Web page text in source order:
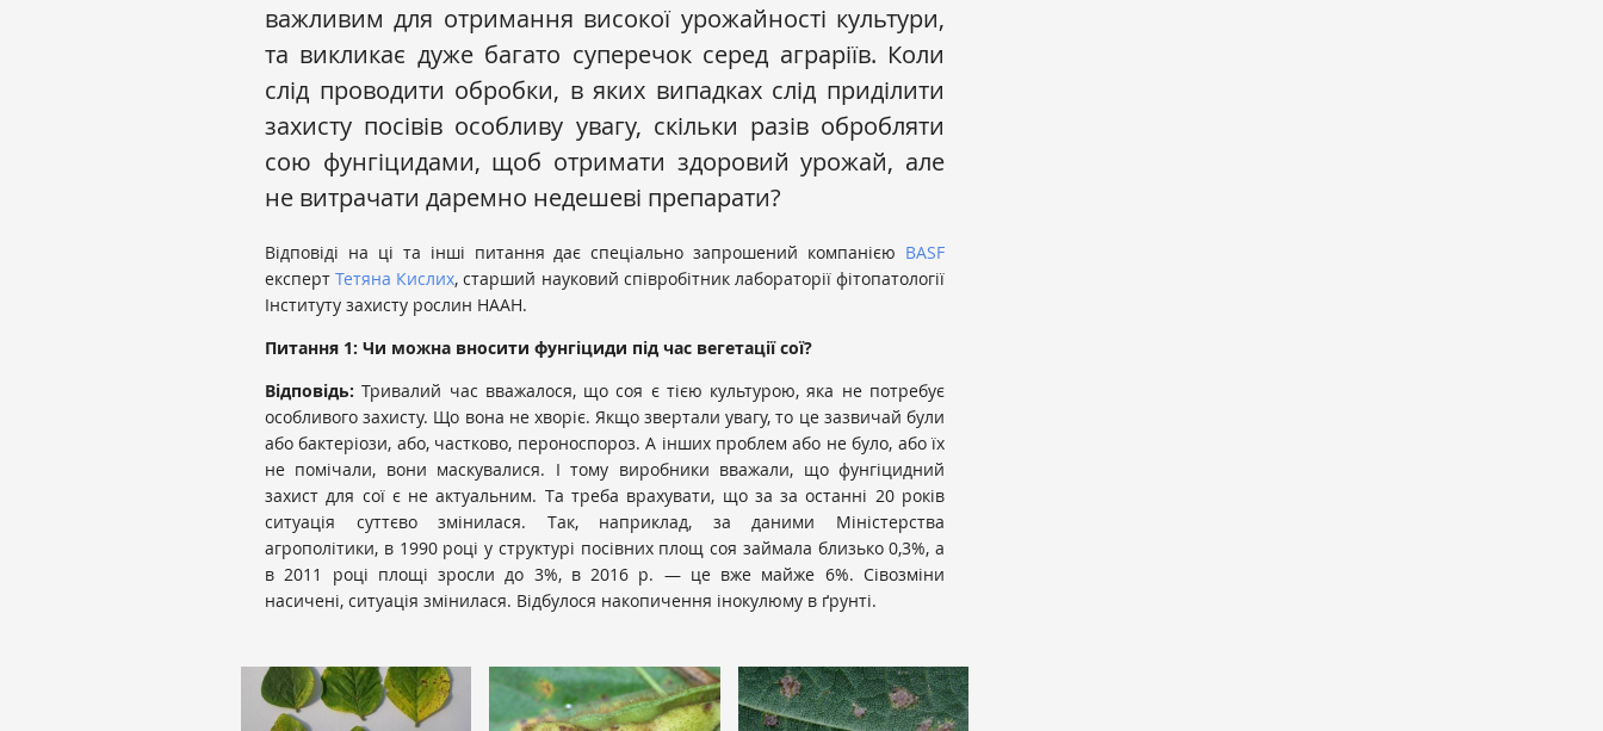
важливим для отримання високої урожайності культури,
та викликає дуже багато суперечок серед аграріїв. Коли
слід проводити обробки, в яких випадках слід приділити
захисту посівів особливу увагу, скільки разів обробляти
сою фунгіцидами, щоб отримати здоровий урожай, але
не витрачати даремно недешеві препарати?
Відповіді на ці та інші питання дає спеціально запрошений компанією BASF
експертТетяна Кислих, старший науковий співробітник лабораторії фітопатології
Інституту захисту рослин НААН.
Питання 1: Чи можна вносити фунгіциди під час вегетації сої?
Відповідь: Тривалий час вважалося, що соя є тією культурою, яка не потребує
особливого захисту. Що вона не хворіє. Якщо звертали увагу, то це зазвичай були
або бактеріози, або, частково, пероноспороз. А інших проблем або не було, або їх
не помічали, вони маскувалися. І тому виробники вважали, що фунгіцидний
захист для сої є не актуальним. Та треба врахувати, що за за останні 20 років
ситуація суттєво змінилася. Так, наприклад, за даними Міністерства
агрополітики, в 1990 році у структурі посівних площ соя займала близько 0,3%, а
в 2011 році площі зросли до 3%, в 2016 р. — це вже майже 6%. Сівозміни
насичені, ситуація змінилася. Відбулося накопичення інокулюму в ґрунті.